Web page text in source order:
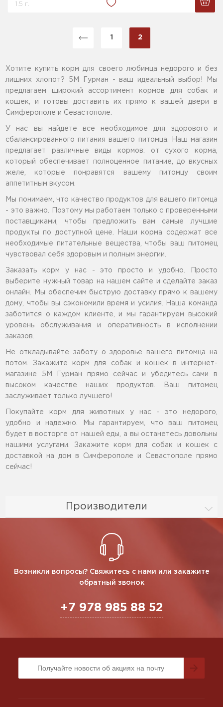
Производители
1.5 г.
1 2
Хотите купить корм для своего любимца недорого и без
лишних хлопот? 5М Гурман - ваш идеальный выбор! Мы
предлагаем широкий ассортимент кормов для собак и
кошек, и готовы доставить их прямо к вашей двери в
Симферополе и Севастополе.
У нас вы найдете все необходимое для здорового и
сбалансированного питания вашего питомца. Наш магазин
предлагает различные виды кормов: от сухого корма,
который обеспечивает полноценное питание, до вкусных
желе, которые понравятся вашему питомцу своим
аппетитным вкусом.
Мы понимаем, что качество продуктов для вашего питомца
- это важно. Поэтому мы работаем только с проверенными
поставщиками, чтобы предложить вам самые лучшие
продукты по доступной цене. Наши корма содержат все
необходимые питательные вещества, чтобы ваш питомец
чувствовал себя здоровым и полным энергии.
Заказать корм у нас - это просто и удобно. Просто
выберите нужный товар на нашем сайте и сделайте заказ
онлайн. Мы обеспечим быструю доставку прямо к вашему
дому, чтобы вы сэкономили время и усилия. Наша команда
заботится о каждом клиенте, и мы гарантируем высокий
уровень обслуживания и оперативность в исполнении
заказов.
Не откладывайте заботу о здоровье вашего питомца на
потом. Закажите корм для собак и кошек в интернет-
магазине 5М Гурман прямо сейчас и убедитесь сами в
высоком качестве наших продуктов. Ваш питомец
заслуживает только лучшего!
Покупайте корм для животных у нас - это недорого,
удобно и надежно. Мы гарантируем, что ваш питомец
будет в восторге от нашей еды, а вы останетесь довольны
нашими услугами. Закажите корм для собак и кошек с
доставкой на дом в Симферополе и Севастополе прямо
сейчас!
Возникли вопросы? Свяжитесь с нами или закажите
обратный звонок
+7 978 985 88 52